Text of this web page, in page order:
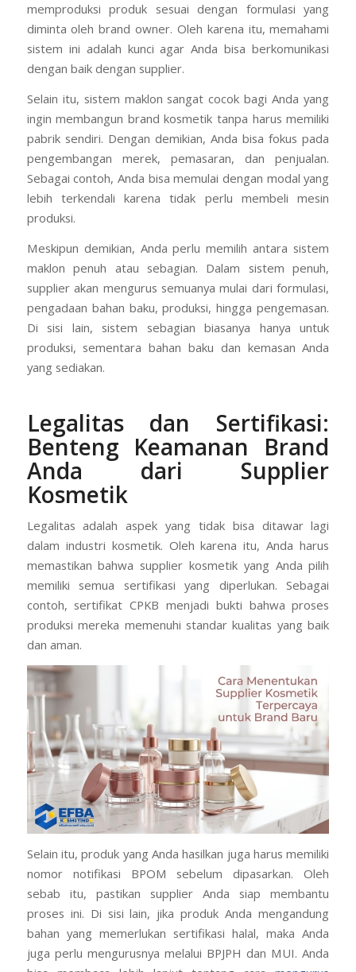
memproduksi produk atas nama brand lain. Dengan
kata lain, supplier kosmetik atau jasa maklon akan
memproduksi produk sesuai dengan formulasi yang
diminta oleh brand owner. Oleh karena itu, memahami
sistem ini adalah kunci agar Anda bisa berkomunikasi
dengan baik dengan supplier.
Selain itu, sistem maklon sangat cocok bagi Anda yang
ingin membangun brand kosmetik tanpa harus memiliki
pabrik sendiri. Dengan demikian, Anda bisa fokus pada
pengembangan merek, pemasaran, dan penjualan.
Sebagai contoh, Anda bisa memulai dengan modal yang
lebih terkendali karena tidak perlu membeli mesin
produksi.
Meskipun demikian, Anda perlu memilih antara sistem
maklon penuh atau sebagian. Dalam sistem penuh,
supplier akan mengurus semuanya mulai dari formulasi,
pengadaan bahan baku, produksi, hingga pengemasan.
Di sisi lain, sistem sebagian biasanya hanya untuk
yang sediakan.
Legalitas dan Sertifikasi:
Benteng Keamanan Brand
Anda dari Supplier
Kosmetik
Legalitas adalah aspek yang tidak bisa ditawar lagi
dalam industri kosmetik. Oleh karena itu, Anda harus
memastikan bahwa supplier kosmetik yang Anda pilih
memiliki semua sertifikasi yang diperlukan. Sebagai
contoh, sertifikat CPKB menjadi bukti bahwa proses
produksi mereka memenuhi standar kualitas yang baik
dan aman.
Selain itu, produk yang Anda hasilkan juga harus memiliki
nomor notifikasi BPOM sebelum dipasarkan. Oleh
sebab itu, pastikan supplier Anda siap membantu
proses ini. Di sisi lain, jika produk Anda mengandung